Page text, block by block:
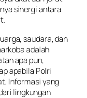
sinergi antara
saudara, dan
adalah
apa pun,
apabila Polri
Informasi yang
lingkungan